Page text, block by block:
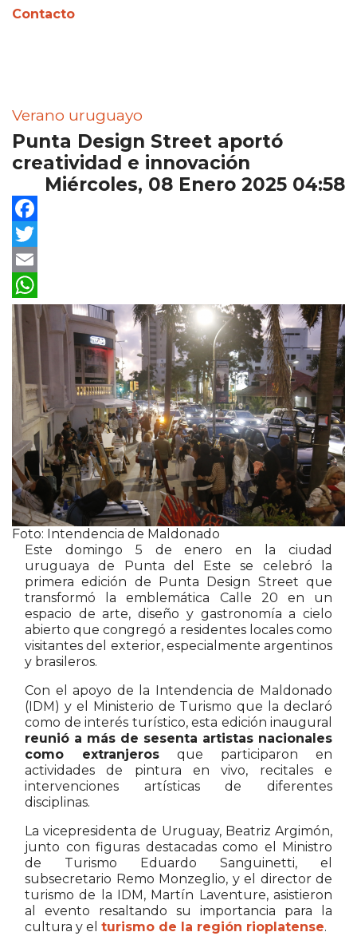
Contacto
Verano uruguayo
Punta Design Street aportó
creatividad e innovación
Miércoles, 08 Enero 2025 04:58
Facebook
Twitter
Email
WhatsApp
Foto: Intendencia de Maldonado
Este domingo 5 de enero en la ciudad
uruguaya de Punta del Este se celebró la
primera edición de Punta Design Street que
transformó la emblemática Calle 20 en un
espacio de arte, diseño y gastronomía a cielo
abierto que congregó a residentes locales como
visitantes del exterior, especialmente argentinos
y brasileros.
Con el apoyo de la Intendencia de Maldonado
(IDM) y el Ministerio de Turismo que la declaró
como de interés turístico, esta edición inaugural
reunió a más de sesenta artistas nacionales
como extranjeros que participaron en
actividades de pintura en vivo, recitales e
intervenciones artísticas de diferentes
disciplinas.
La vicepresidenta de Uruguay, Beatriz Argimón,
junto con figuras destacadas como el Ministro
de Turismo Eduardo Sanguinetti, el
subsecretario Remo Monzeglio, y el director de
turismo de la IDM, Martín Laventure, asistieron
al evento resaltando su importancia para la
cultura y el turismo de la región rioplatense.